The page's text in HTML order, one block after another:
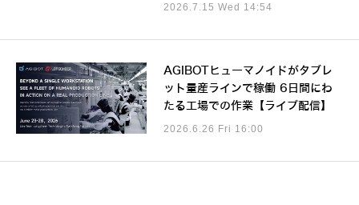
2026.7.15 Wed 14:54
AGIBOTヒューマノイドがタブレ
ット量産ラインで稼働 6日間にわ
たる工場での作業【ライブ配信】
2026.6.26 Fri 16:00